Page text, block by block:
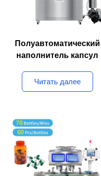
Полуавтоматический
наполнитель капсул
Читать далее